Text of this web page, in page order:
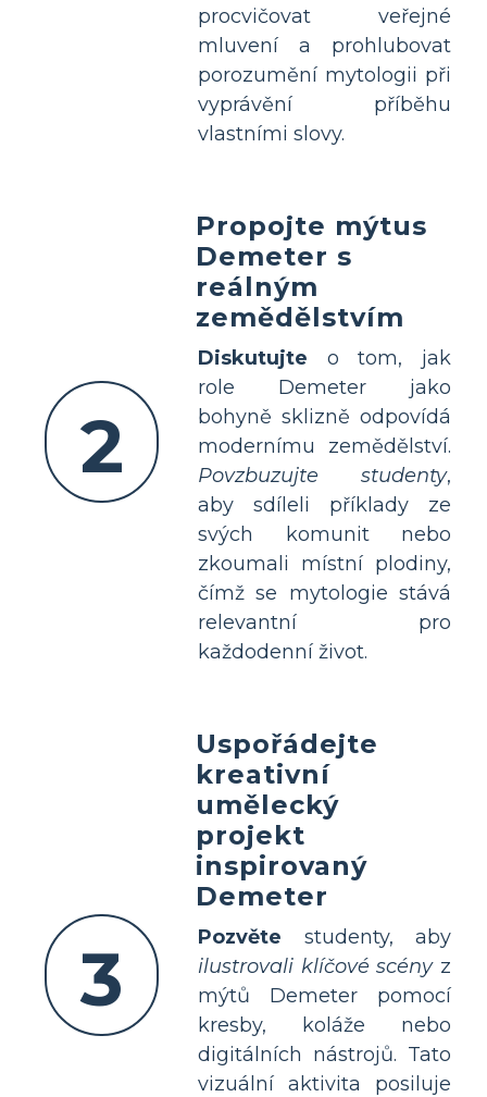
procvičovat veřejné
mluvení a prohlubovat
porozumění mytologii při
vyprávění příběhu
vlastními slovy.
2
Propojte mýtus
Demeter s
reálným
zemědělstvím
Diskutujte o tom, jak
role Demeter jako
bohyně sklizně odpovídá
modernímu zemědělství.
Povzbuzujte studenty,
aby sdíleli příklady ze
svých komunit nebo
zkoumali místní plodiny,
čímž se mytologie stává
relevantní pro
každodenní život.
3
Uspořádejte
kreativní
umělecký
projekt
inspirovaný
Demeter
Pozvěte studenty, aby
ilustrovali klíčové scényz
mýtů Demeter pomocí
kresby, koláže nebo
digitálních nástrojů. Tato
vizuální aktivita posiluje